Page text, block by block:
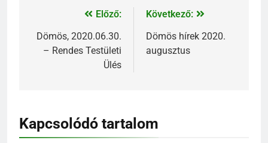
Előző:
Dömös, 2020.06.30.
– Rendes Testületi
Ülés
Következő:
Dömös hírek 2020.
augusztus
Kapcsolódó tartalom